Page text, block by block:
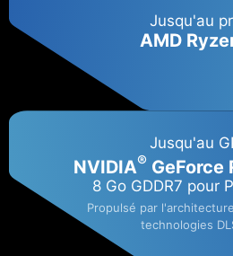
Jusqu'au
AMD
Jusqu'au
NVIDIA® GeForce
8 Go GDDR7 pour
Propulsé par
technologies